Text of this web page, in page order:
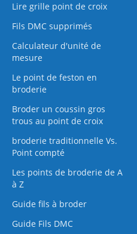
Lire grille point de croix
Fils DMC supprimés
Calculateur d'unité de
mesure
Le point de feston en
broderie
Broder un coussin gros
trous au point de croix
broderie traditionnelle Vs.
Point compté
Les points de broderie de A
à Z
Guide fils à broder
Guide Fils DMC